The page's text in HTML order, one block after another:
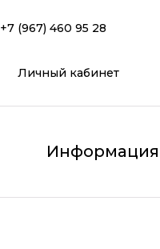
+7 (967) 460 95 28
Личный кабинет
Информация